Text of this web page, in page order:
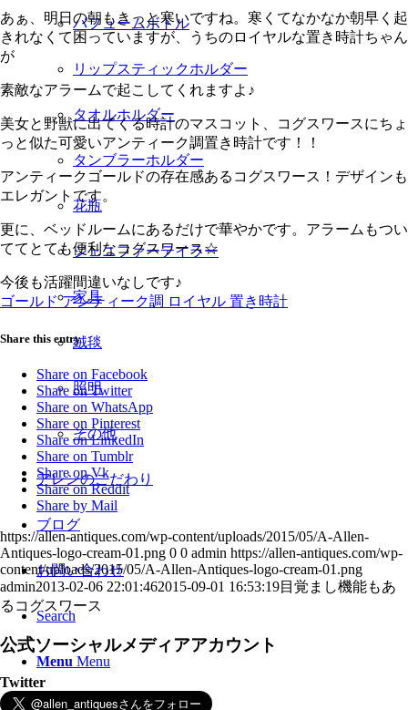
パフュームボトル
リップスティックホルダー
タオルホルダー
タンブラーホルダー
花瓶
ジェニファーテイラー
家具
絨毯
照明
その他
アレンのこだわり
ブログ
お問い合わせ
Search
Menu Menu
あぁ、明日の朝もきっと寒いですね。寒くてなかなか朝早く起
きれなくて困っていますが、うちのロイヤルな置き時計ちゃん
が
素敵なアラームで起こしてくれますよ♪
美女と野獣に出てくる時計のマスコット、コグスワースにちょ
っと似た可愛いアンティーク調置き時計です！！
アンティークゴールドの存在感あるコグスワース！デザインも
エレガントです。
更に、ベッドルームにあるだけで華やかです。アラームもつい
ててとても便利なコグスワース☆
今後も活躍間違いなしです♪
ゴールド アンティーク調 ロイヤル 置き時計
Share this entry
Share on Facebook
Share on Twitter
Share on WhatsApp
Share on Pinterest
Share on LinkedIn
Share on Tumblr
Share on Vk
Share on Reddit
Share by Mail
https://allen-antiques.com/wp-content/uploads/2015/05/A-Allen-
Antiques-logo-cream-01.png 0 0 admin https://allen-antiques.com/wp-
content/uploads/2015/05/A-Allen-Antiques-logo-cream-01.png
admin2013-02-06 22:01:462015-09-01 16:53:19目覚まし機能もあ
るコグスワース
公式ソーシャルメディアアカウント
Twitter